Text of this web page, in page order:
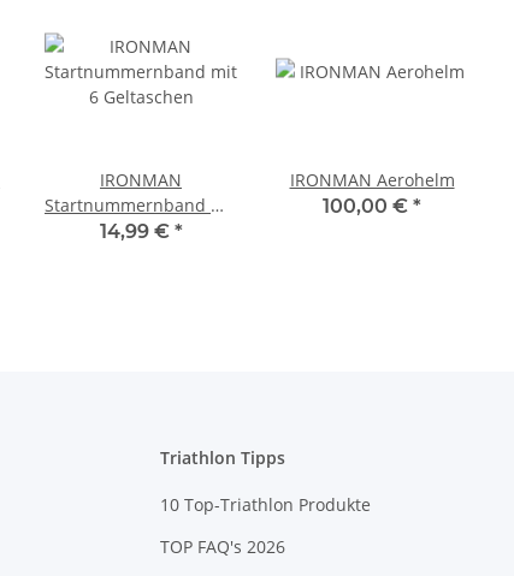
IRONMAN
Startnummernband mit
6 Geltaschen
14,99 € *
IRONMAN Aerohelm
100,00 € *
Triathlon Tipps
10 Top-Triathlon Produkte
TOP FAQ's 2026